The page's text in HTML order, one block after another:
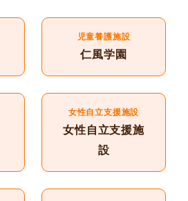
児童養護施設
仁風学園
女性自立支援施設
女性自立支援施
設